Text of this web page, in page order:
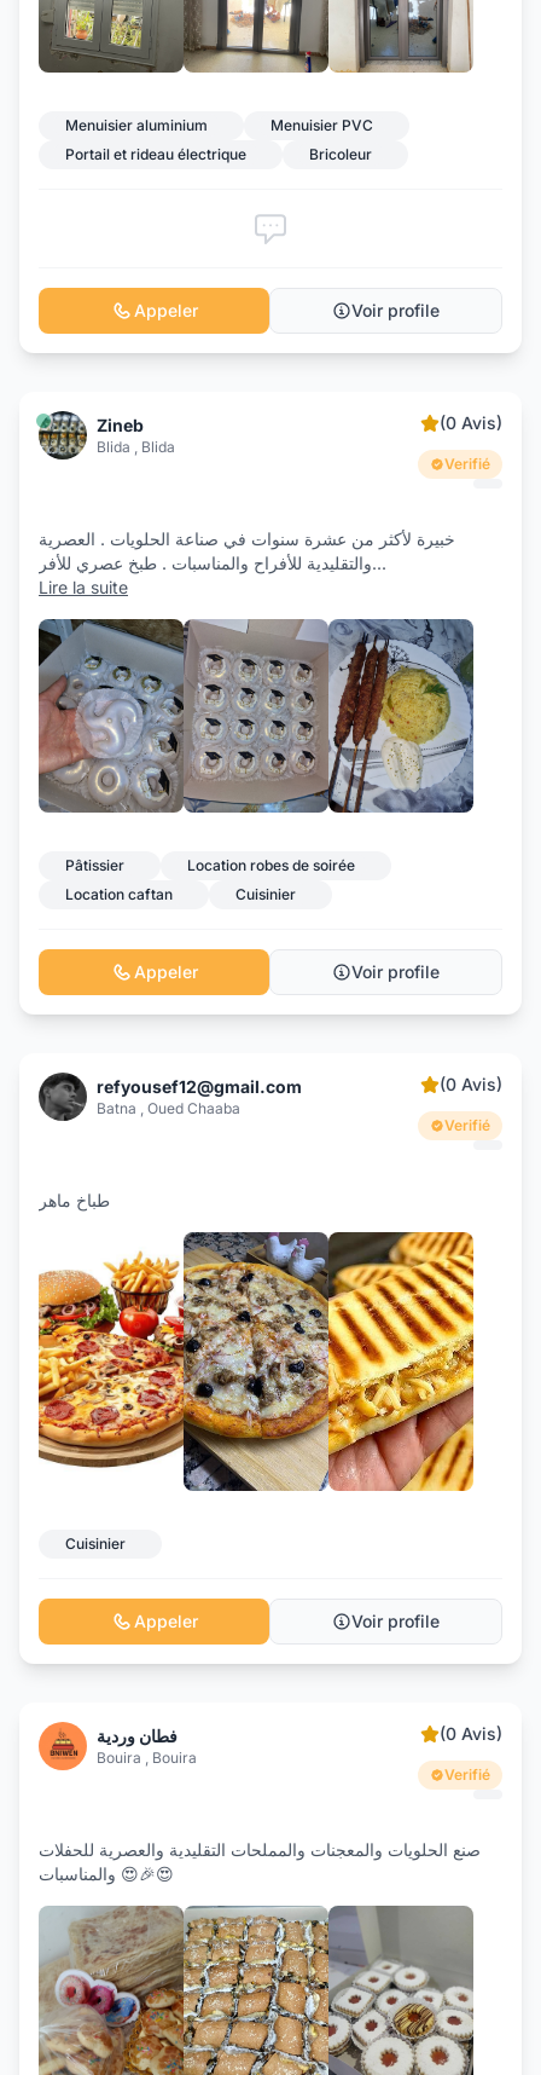
Menuisier aluminium
Menuisier PVC
Portail et rideau électrique
Bricoleur
Appeler Voir profile
Zineb
Blida , Blida
(0 Avis)
Verifié
خبيرة لأكثر من عشرة سنوات في صناعة الحلويات . العصرية
والتقليدية للأفراح والمناسبات . طبخ عصري للأفر...
Lire la suite
Pâtissier
Location robes de soirée
Location caftan
Cuisinier
Appeler Voir profile
refyousef12@gmail.com
Batna , Oued Chaaba
(0 Avis)
Verifié
طباخ ماهر
Cuisinier
Appeler Voir profile
فطان وردية
Bouira , Bouira
(0 Avis)
Verifié
صنع الحلويات والمعجنات والمملحات التقليدية والعصرية للحفلات
والمناسبات 😍🎉😍